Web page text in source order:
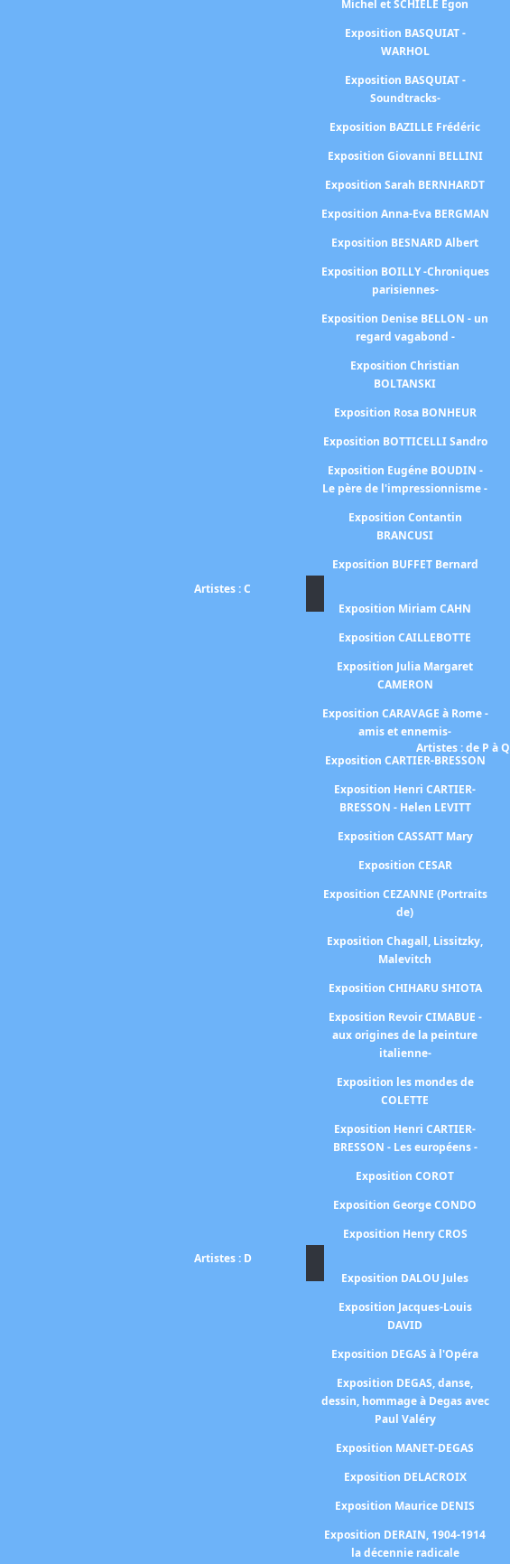
Michel et SCHIELE Egon
Exposition BASQUIAT -
WARHOL
Exposition BASQUIAT -
Soundtracks-
Exposition BAZILLE Frédéric
Exposition Giovanni BELLINI
Exposition Sarah BERNHARDT
Exposition Anna-Eva BERGMAN
Exposition BESNARD Albert
Exposition BOILLY -Chroniques
parisiennes-
Exposition Denise BELLON - un
regard vagabond -
Exposition Christian
BOLTANSKI
Exposition Rosa BONHEUR
Exposition BOTTICELLI Sandro
Exposition Eugéne BOUDIN -
Le père de l'impressionnisme -
Exposition Contantin
BRANCUSI
Exposition BUFFET Bernard
Artistes : C
Exposition Miriam CAHN
Exposition CAILLEBOTTE
Exposition Julia Margaret
CAMERON
Exposition CARAVAGE à Rome -
amis et ennemis-
Exposition CARTIER-BRESSON
Exposition Henri CARTIER-
BRESSON - Helen LEVITT
Exposition CASSATT Mary
Exposition CESAR
Exposition CEZANNE (Portraits
de)
Exposition Chagall, Lissitzky,
Malevitch
Exposition CHIHARU SHIOTA
Exposition Revoir CIMABUE -
aux origines de la peinture
italienne-
Exposition les mondes de
COLETTE
Exposition Henri CARTIER-
BRESSON - Les européens -
Exposition COROT
Exposition George CONDO
Exposition Henry CROS
Artistes : D
Exposition DALOU Jules
Exposition Jacques-Louis
DAVID
Exposition DEGAS à l'Opéra
Exposition DEGAS, danse,
dessin, hommage à Degas avec
Paul Valéry
Exposition MANET-DEGAS
Exposition DELACROIX
Exposition Maurice DENIS
Exposition DERAIN, 1904-1914
la décennie radicale
Artistes : de P à Q